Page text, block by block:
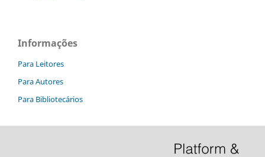
Informações
Para Leitores
Para Autores
Para Bibliotecários